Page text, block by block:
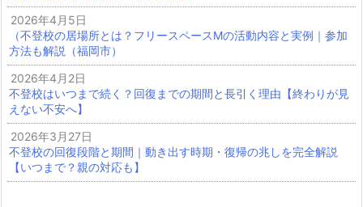
2026年4月5日
（不登校の居場所とは？フリースペースMの活動内容と実例｜参加
方法も解説（福岡市）
2026年4月2日
不登校はいつまで続く？回復までの期間と長引く理由【終わりが見
えない不安へ】
2026年3月27日
不登校の回復段階と期間｜動き出す時期・復帰の兆しを完全解説
【いつまで？親の対応も】